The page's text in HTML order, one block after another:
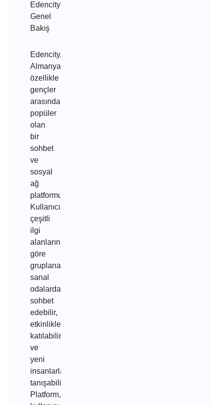
Edencity:
Genel
Bakış
Edencity,
Almanya’da
özellikle
gençler
arasında
popüler
olan
bir
sohbet
ve
sosyal
ağ
platformudur.
Kullanıcılar,
çeşitli
ilgi
alanlarına
göre
gruplanarak
sanal
odalarda
sohbet
edebilir,
etkinliklere
katılabilir
ve
yeni
insanlarla
tanışabilirler.
Platform,